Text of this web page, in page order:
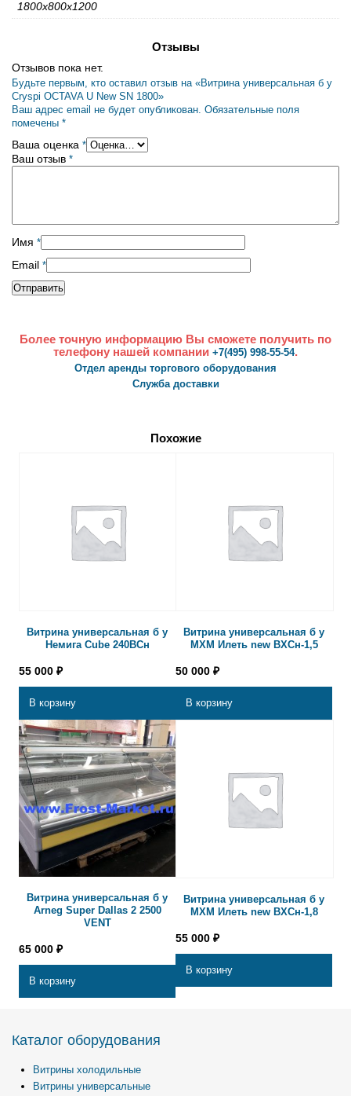
1800x800x1200
Отзывы
Отзывов пока нет.
Будьте первым, кто оставил отзыв на «Витрина универсальная б у
Cryspi OCTAVA U New SN 1800»
Ваш адрес email не будет опубликован. Обязательные поля
помечены *
Ваша оценка *
Ваш отзыв *
Имя *
Email *
Более точную информацию Вы сможете получить по
телефону нашей компании +7(495) 998-55-54.
Отдел аренды торгового оборудования
Служба доставки
Похожие
Витрина универсальная б у
Немига Cube 240ВСн
55 000 ₽
В корзину
Витрина универсальная б у
МХМ Илеть new ВХСн-1,5
50 000 ₽
В корзину
Витрина универсальная б у
Arneg Super Dallas 2 2500
VENT
65 000 ₽
В корзину
Витрина универсальная б у
МХМ Илеть new ВХСн-1,8
55 000 ₽
В корзину
Каталог оборудования
Витрины холодильные
Витрины универсальные